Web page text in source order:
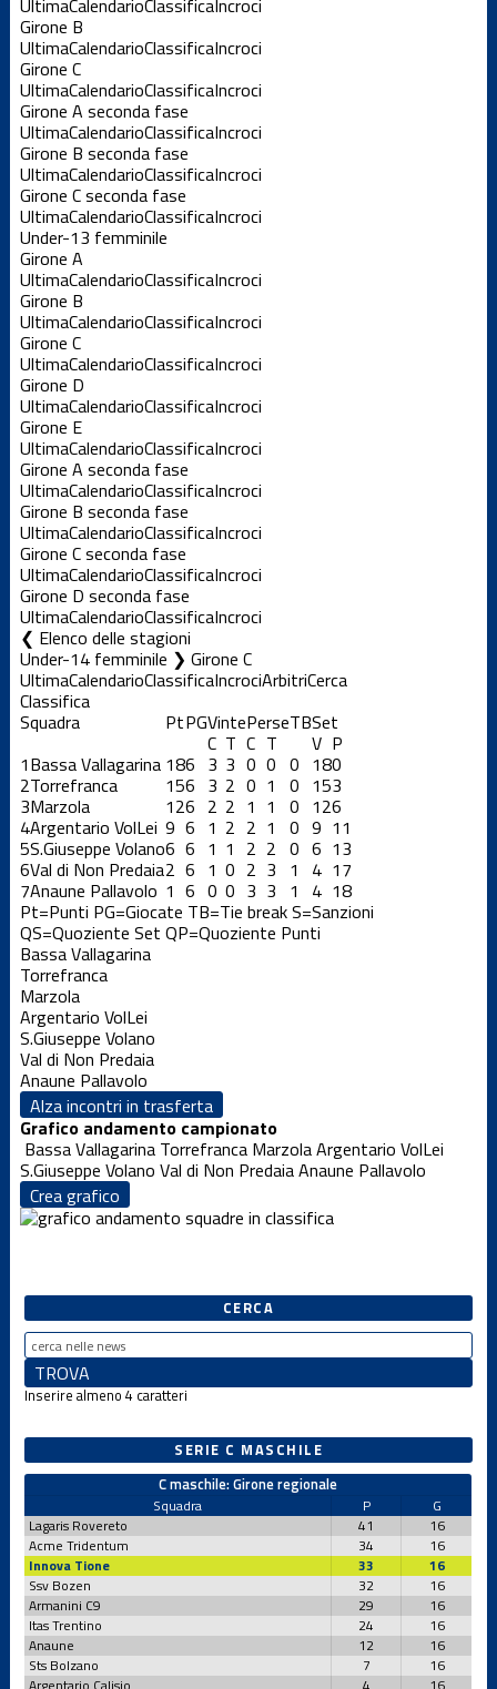
Girone B
UltimaCalendarioClassificaIncroci
Girone C
UltimaCalendarioClassificaIncroci
Girone A seconda fase
UltimaCalendarioClassificaIncroci
Girone B seconda fase
UltimaCalendarioClassificaIncroci
Girone C seconda fase
UltimaCalendarioClassificaIncroci
Under-13 femminile
Girone A
UltimaCalendarioClassificaIncroci
Girone B
UltimaCalendarioClassificaIncroci
Girone C
UltimaCalendarioClassificaIncroci
Girone D
UltimaCalendarioClassificaIncroci
Girone E
UltimaCalendarioClassificaIncroci
Girone A seconda fase
UltimaCalendarioClassificaIncroci
Girone B seconda fase
UltimaCalendarioClassificaIncroci
Girone C seconda fase
UltimaCalendarioClassificaIncroci
Girone D seconda fase
UltimaCalendarioClassificaIncroci
Elenco delle stagioni
Under-14 femminile ❯ Girone C
UltimaCalendarioClassificaIncrociArbitriCerca
Classifica
Squadra PtPGVintePerseTBSet
C T C T V P
1Bassa Vallagarina 186 3 3 0 0 0 180
2Torrefranca 156 3 2 0 1 0 153
3Marzola 126 2 2 1 1 0 126
4Argentario VolLei 9 6 1 2 2 1 0 9 11
5S.Giuseppe Volano6 6 1 1 2 2 0 6 13
6Val di Non Predaia2 6 1 0 2 3 1 4 17
7Anaune Pallavolo 1 6 0 0 3 3 1 4 18
Pt=Punti PG=Giocate TB=Tie breakS=Sanzioni
QS=Quoziente Set QP=Quoziente Punti
Bassa Vallagarina
Torrefranca
Marzola
Argentario VolLei
S.Giuseppe Volano
Val di Non Predaia
Anaune Pallavolo
Alza incontri in trasferta
Grafico andamento campionato
Bassa VallagarinaTorrefrancaMarzolaArgentario VolLei
S.Giuseppe Volano Val di Non PredaiaAnaune Pallavolo
Crea grafico
CERCA
Inserire almeno 4 caratteri
SERIE C MASCHILE
C maschile: Girone regionale
Squadra P
G
Lagaris Rovereto
41
16
Acme Tridentum
34
16
Innova Tione
33
16
Ssv Bozen
32
16
Armanini C9
29
16
Itas Trentino
24
16
Anaune
12
16
Sts Bolzano
7
16